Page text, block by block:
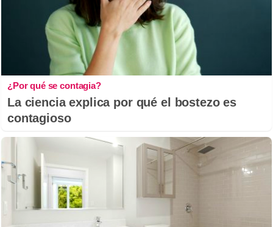
¿Por qué se contagia?
La ciencia explica por qué el bostezo es
contagioso